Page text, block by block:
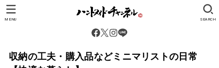
SEARCH
MENU
収納の工夫・購入品などミニマリストの日常